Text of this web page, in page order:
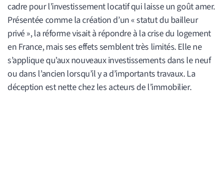
cadre pour l’investissement locatif qui laisse un goût amer.
Présentée comme la création d’un « statut du bailleur
privé », la réforme visait à répondre à la crise du logement
en France, mais ses effets semblent très limités. Elle ne
s’applique qu’aux nouveaux investissements dans le neuf
ou dans l’ancien lorsqu’il y a d’importants travaux. La
déception est nette chez les acteurs de l’immobilier.